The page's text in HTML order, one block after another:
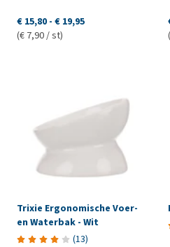
€ 15,80 - € 19,95
(€ 7,90 / st)
Trixie Ergonomische Voer-
en Waterbak - Wit
(13)